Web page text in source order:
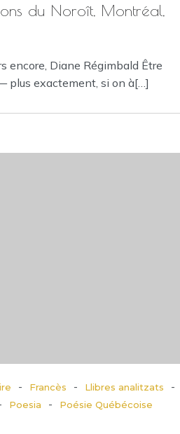
du Noroît, Montréal,
encore, Diane Régimbald Être
plus exactement, si on à[…]
- Francès - Llibres analitzats -
Poesia -
Poésie Québécoise